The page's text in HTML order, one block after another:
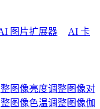
图片扩展器
AI 卡
图像亮度调整图像对
图像色温调整图像伽